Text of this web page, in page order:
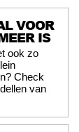
VOOR
IS
ook zo
Check
van